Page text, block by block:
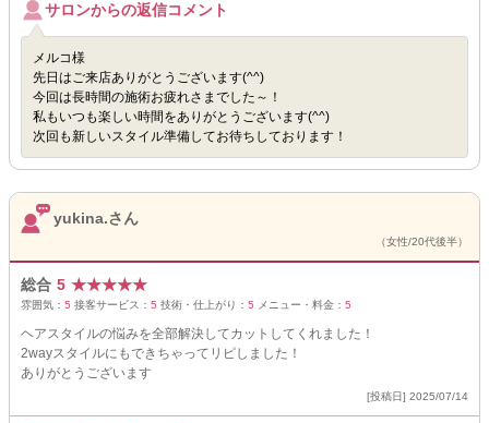
サロンからの返信コメント
メルコ様
先日はご来店ありがとうございます(^^)
今回は長時間の施術お疲れさまでした～！
私もいつも楽しい時間をありがとうございます(^^)
次回も新しいスタイル準備してお待ちしております！
yukina.さん
（女性/20代後半）
総合 5 ★★★★★
雰囲気： 5 接客サービス： 5 技術・仕上がり： 5 メニュー・料金： 5
ヘアスタイルの悩みを全部解決してカットしてくれました！
2wayスタイルにもできちゃってリピしました！
ありがとうございます
[投稿日] 2025/07/14